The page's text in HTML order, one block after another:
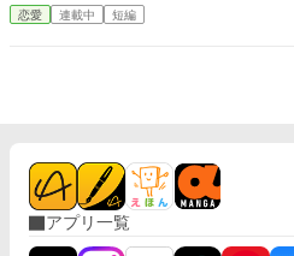
嬢が、本当に自分を大切に
の切り盛りまで一手に引き
状況は一変する。 義母には
と交渉術、そして前世で培
一つずつ切り捨てていくセ
初めて妻が背負ってきた現
公爵家を支え、彼女だけを
恋愛 連載中 短編
アプリ一覧